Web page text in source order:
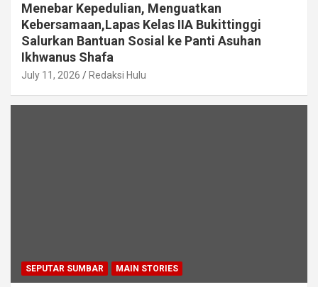
Menebar Kepedulian, Menguatkan
Kebersamaan,Lapas Kelas IIA Bukittinggi
Salurkan Bantuan Sosial ke Panti Asuhan
Ikhwanus Shafa
July 11, 2026 Redaksi Hulu
SEPUTAR SUMBAR MAIN STORIES